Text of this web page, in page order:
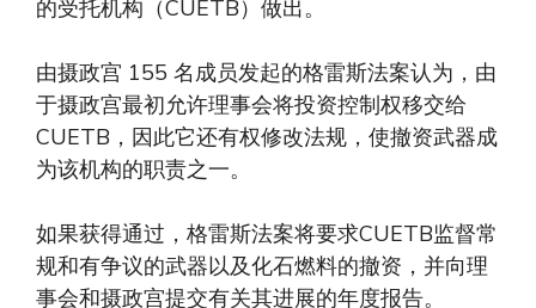
的受托机构（CUETB）做出。
由摄政宫 155 名成员发起的格雷斯法案认为，由
于摄政宫最初允许理事会将投资控制权移交给
CUETB，因此它还有权修改法规，使撤资武器成
为该机构的职责之一。
如果获得通过，格雷斯法案将要求CUETB监督常
规和有争议的武器以及化石燃料的撤资，并向理
事会和摄政宫提交有关其进展的年度报告。